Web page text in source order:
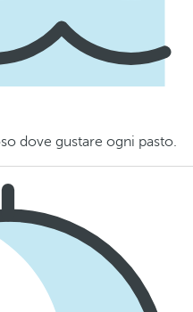
dove gustare ogni pasto.